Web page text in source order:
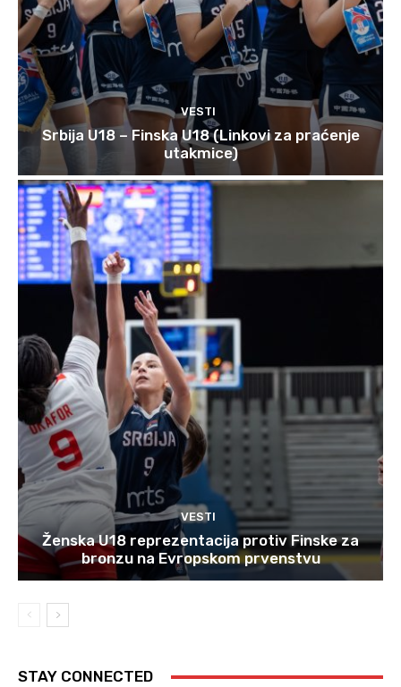
VESTI
Srbija U18 – Finska U18 (Linkovi za praćenje
utakmice)
VESTI
Ženska U18 reprezentacija protiv Finske za
bronzu na Evropskom prvenstvu
STAY CONNECTED